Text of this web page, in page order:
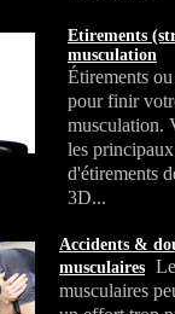
Etirements
musculation
Étirements
pour finir
musculation.
les
d'étirements
3D...
Accidents &
musculaires
musculaires